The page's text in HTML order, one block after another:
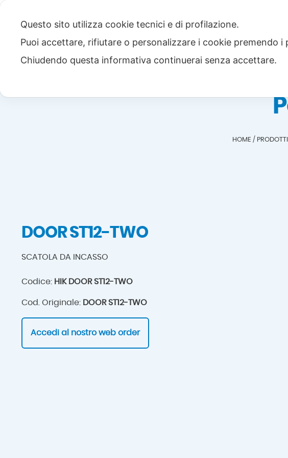
HOME / PRODOTTI
DOOR ST12-TWO
SCATOLA DA INCASSO
Codice: HIK DOOR ST12-TWO
Cod. Originale: DOOR ST12-TWO
Accedi al nostro web order
Questo sito utilizza cookie tecnici e di profilazione.
Puoi accettare, rifiutare o personalizzare i cookie premendo i
Chiudendo questa informativa continuerai senza accettare.